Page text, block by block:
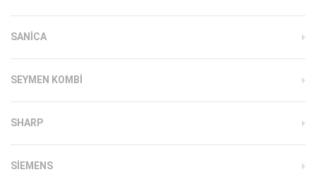
SANICA
SEYMEN KOMBI
SHARP
SIEMENS